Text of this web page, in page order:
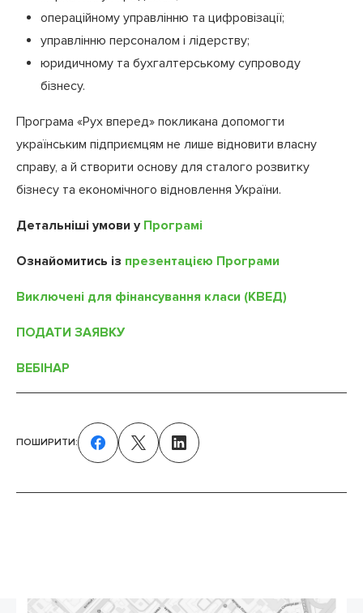
операційному управлінню та цифровізації;
управлінню персоналом і лідерству;
юридичному та бухгалтерському супроводу
бізнесу.
Програма «Рух вперед» покликана допомогти
українським підприємцям не лише відновити власну
справу, а й створити основу для сталого розвитку
бізнесу та економічного відновлення України.
Детальніші умови у Програмі
Ознайомитись із презентацією Програми
Виключені для фінансування класи (КВЕД)
ПОДАТИ ЗАЯВКУ
ВЕБІНАР
ПОШИРИТИ: